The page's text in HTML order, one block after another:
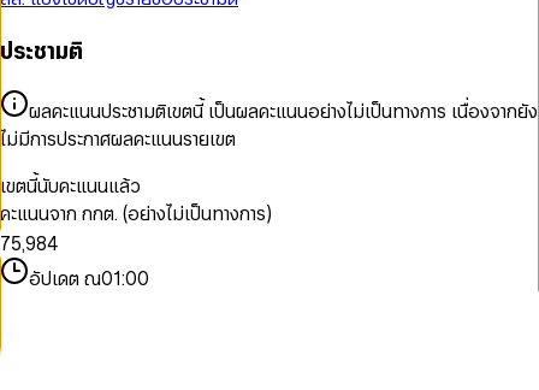
ประชามติ
ผลคะแนนประชามติเขตนี้ เป็นผลคะแนนอย่างไม่เป็นทางการ เนื่องจากยัง
ไม่มีการประกาศผลคะแนนรายเขต
เขตนี้นับคะแนนแล้ว
คะแนนจาก กกต. (อย่างไม่เป็นทางการ)
0
1
2
3
4
5
6
7
8
9
0
1
2
3
4
5
6
7
,
0
1
3
4
5
6
7
8
9
0
2
3
4
5
6
7
8
9
0
1
2
3
4
5
6
อัปเดต ณ01:00